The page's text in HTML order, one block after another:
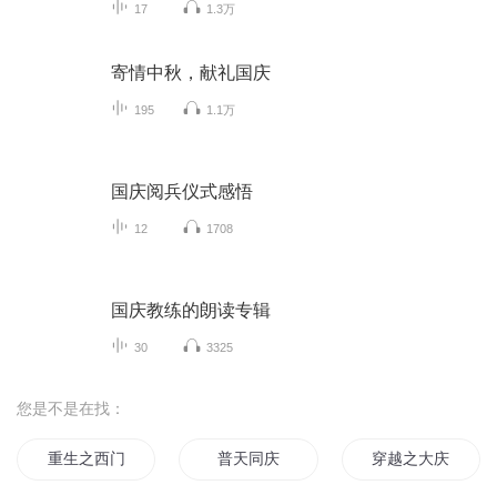
17 1.3万
寄情中秋，献礼国庆
195 1.1万
国庆阅兵仪式感悟
12 1708
国庆教练的朗读专辑
30 3325
您是不是在找：
重生之西门庆 普天同庆 穿越之大庆帝国